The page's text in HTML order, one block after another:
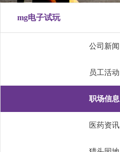
mg电子试玩
公司新闻
员工活动
职场信息
医药资讯